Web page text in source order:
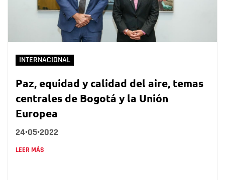
INTERNACIONAL
Paz, equidad y calidad del aire, temas
centrales de Bogotá y la Unión
Europea
24•05•2022
LEER MÁS